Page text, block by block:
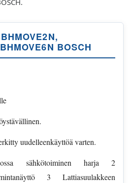
BOSCH
uudelleenkäyttöä varten.
sähkötoiminen harja 2
3 Lattiasuulakkeen